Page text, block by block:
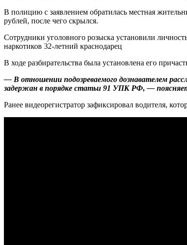
В полицию с заявлением обратилась местная
рублей, после чего скрылся.
Сотрудники уголовного розыска установили
наркотиков 32-летний краснодарец
В ходе разбирательства была установлена его
— В отношении подозреваемого дознавателем
задержан в порядке статьи 91 УПК РФ, —
Ранее видеорегистратор зафиксировал водителя,